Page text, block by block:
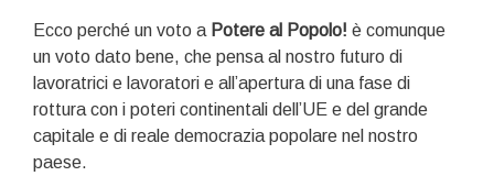
Ecco perché un voto a Potere al Popolo! è comunque
un voto dato bene, che pensa al nostro futuro di
lavoratrici e lavoratori e all’apertura di una fase di
rottura con i poteri continentali dell’UE e del grande
capitale e di reale democrazia popolare nel nostro
paese.